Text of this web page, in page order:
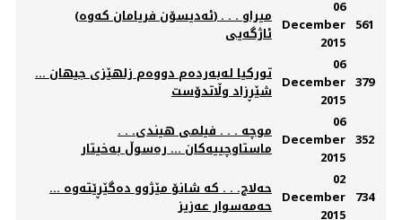
(ئه‌دیسۆن فریامان كه‌وه) . . . میراو
ئاژگه‌یی
06
December
2015
561
تورکیا لەبەردەم دووەم زلهێزی جیهان ...
شێڕزاد وڵاتدۆست
06
December
2015
379
موچه‌ . . . فیلمی هیندی. . .
ماستاوچییه‌كان ... ره‌سوڵ به‌خیتار
06
December
2015
352
حه‌لاج. . . كه‌ شانۆ مێژوو ده‌گێڕێته‌وه‌ ...
حه‌مه‌سوار عه‌زیز
02
December
2015
734